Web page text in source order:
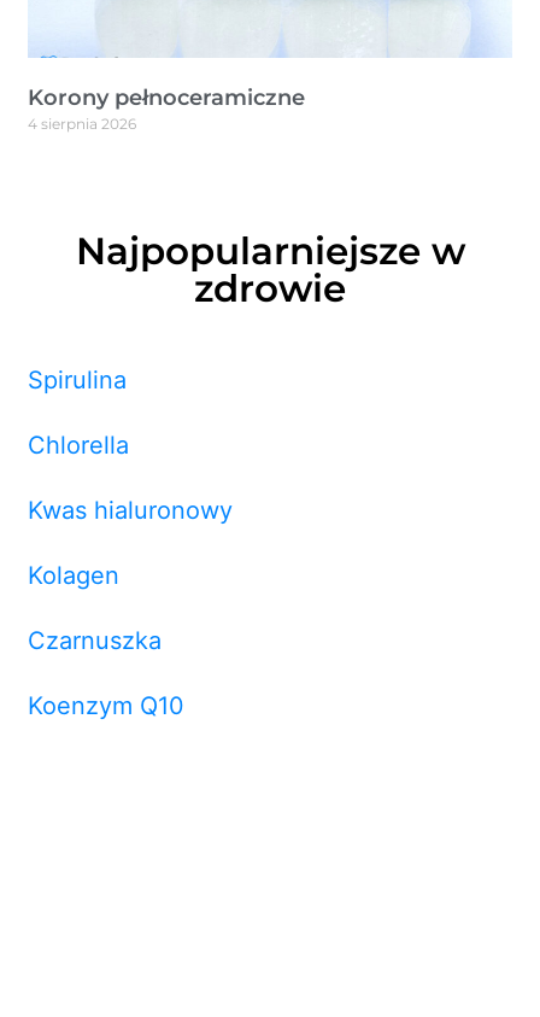
Korony pełnoceramiczne
4 sierpnia 2026
Najpopularniejsze w
zdrowie
Spirulina
Chlorella
Kwas hialuronowy
Kolagen
Czarnuszka
Koenzym Q10